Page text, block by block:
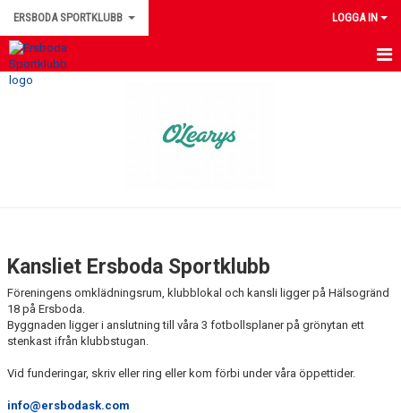
ERSBODA SPORTKLUBB LOGGA IN
HEM
DOKUMENT
KALENDER
Kansliet Ersboda Sportklubb
Föreningens omklädningsrum, klubblokal och kansli ligger på Hälsogränd
18 på Ersboda.
Byggnaden ligger i anslutning till våra 3 fotbollsplaner på grönytan ett
stenkast ifrån klubbstugan.
Vid funderingar, skriv eller ring eller kom förbi under våra öppettider.
info@ersbodask.com